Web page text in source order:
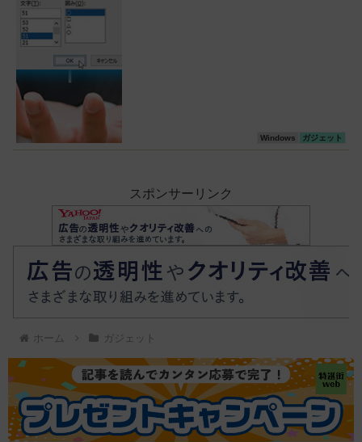
Windows ガジェット
スポンサーリンク
ホーム ガジェット